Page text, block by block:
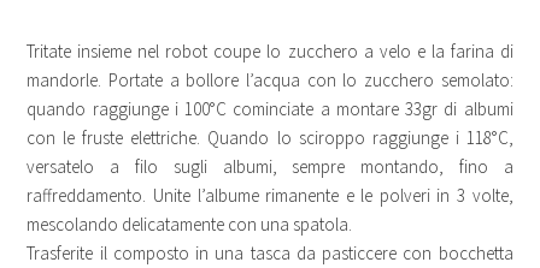
Tritate insieme nel robot coupe lo zucchero a velo e la farina di
mandorle. Portate a bollore l’acqua con lo zucchero semolato:
quando raggiunge i 100°C cominciate a montare 33gr di albumi
con le fruste elettriche. Quando lo sciroppo raggiunge i 118°C,
versatelo a filo sugli albumi, sempre montando, fino a
raffreddamento. Unite l’albume rimanente e le polveri in 3 volte,
mescolando delicatamente con una spatola.
Trasferite il composto in una tasca da pasticcere con bocchetta